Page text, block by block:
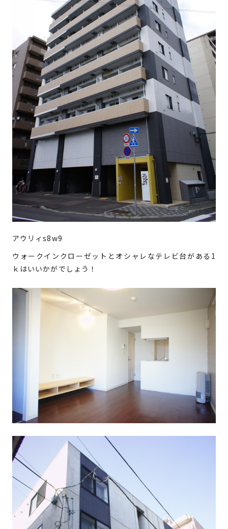
アウリィs8w9
ウォークインクローゼットとオシャレなテレビ台がある1
ｋはいいかがでしょう！